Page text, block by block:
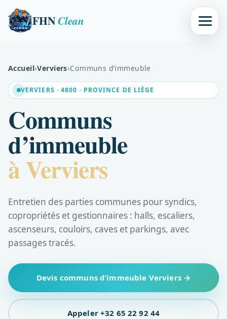
FHNClean
Accueil›Verviers›Communs d’immeuble
VERVIERS · 4800 · PROVINCE DE LIÈGE
Communs
d’immeuble
à Verviers
Entretien des parties communes pour syndics,
copropriétés et gestionnaires : halls, escaliers,
ascenseurs, couloirs, caves et parkings, avec
passages tracés.
Devis communs d’immeuble Verviers →
Appeler +32 65 22 92 44